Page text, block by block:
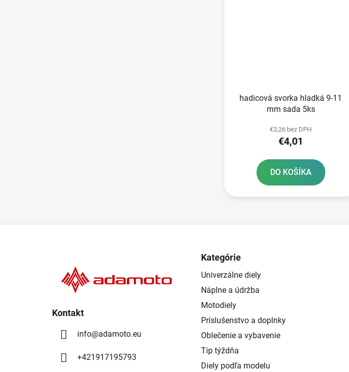
hadicová svorka hladká 9-11
mm sada 5ks
€3,26 bez DPH
€4,01
DO KOŠÍKA
Kontakt
info@adamoto.eu
+421917195793
Kategórie
Univerzálne diely
Náplne a údržba
Motodiely
Príslušenstvo a doplnky
Oblečenie a vybavenie
Tip týždňa
Diely podľa modelu